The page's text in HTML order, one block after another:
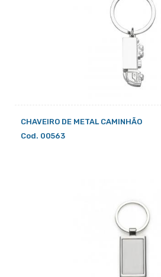
CHAVEIRO DE METAL CAMINHÃO
Cod. 00563